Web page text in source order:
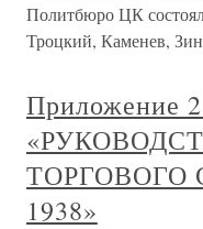
Политбюро ЦК
Троцкий, Каменев,
Приложение
ТОРГОВОГО
1938»